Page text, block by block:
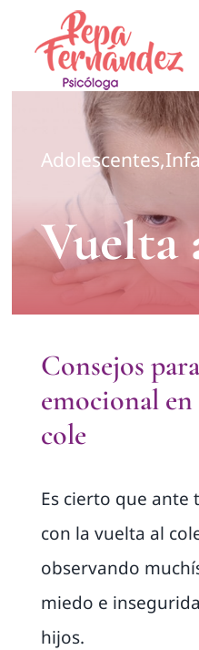
contenido
Adolescentes,
Vuelta
Consejos
emocional
cole
Es cierto que
con la vuelta al
observando
miedo e
hijos.